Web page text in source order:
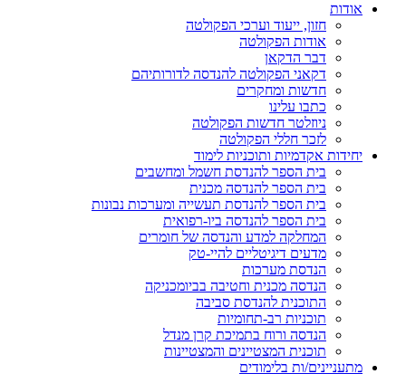
אודות
חזון, ייעוד וערכי הפקולטה
אודות הפקולטה
דבר הדקאן
דקאני הפקולטה להנדסה לדורותיהם
חדשות ומחקרים
כתבו עלינו
ניוזלטר חדשות הפקולטה
לזכר חללי הפקולטה
יחידות אקדמיות ותוכניות לימוד
בית הספר להנדסת חשמל ומחשבים
בית הספר להנדסה מכנית
בית הספר להנדסת תעשייה ומערכות נבונות
בית הספר להנדסה ביו-רפואית
המחלקה למדע והנדסה של חומרים
מדעים דיגיטליים להיי-טק
הנדסת מערכות
הנדסה מכנית וחטיבה בביומכניקה
התוכנית להנדסת סביבה
תוכניות רב-תחומיות
הנדסה ורוח בתמיכת קרן מנדל
תוכנית המצטיינים והמצטיינות
מתעניינים/ות בלימודים